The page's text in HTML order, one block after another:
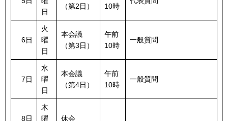
日
（第2日） 10時
6日
火
曜
日
本会議
（第3日）
午前
10時
一般質問
7日
水
曜
日
本会議
（第4日）
午前
10時
一般質問
8日
木
曜
休会